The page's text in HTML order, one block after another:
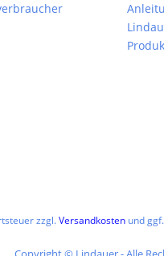
zzgl.Versandkostenund